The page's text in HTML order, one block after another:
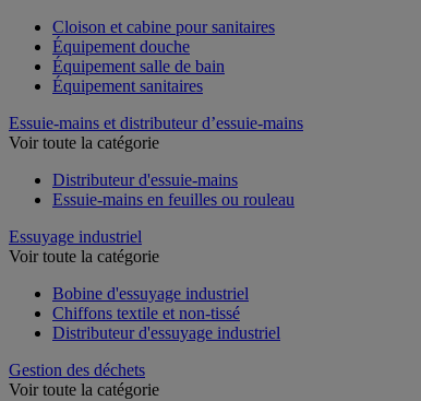
Cloison et cabine pour sanitaires
Équipement douche
Équipement salle de bain
Équipement sanitaires
Essuie-mains et distributeur d’essuie-mains
Voir toute la catégorie
Distributeur d'essuie-mains
Essuie-mains en feuilles ou rouleau
Essuyage industriel
Voir toute la catégorie
Bobine d'essuyage industriel
Chiffons textile et non-tissé
Distributeur d'essuyage industriel
Gestion des déchets
Voir toute la catégorie